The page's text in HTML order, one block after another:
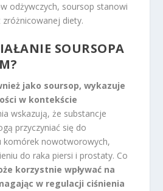
odżywczych, soursop stanowi
diety.
SOURSOPA
jako soursop, wykazuje
w kontekście
wskazują, że substancje
przyczyniać się do
komórek nowotworowych,
do raka piersi i prostaty. Co
korzystnie wpływać na
w regulacji ciśnienia